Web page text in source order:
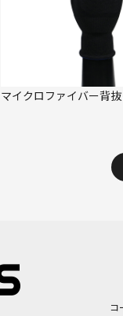
マイクロファイバー背
コ